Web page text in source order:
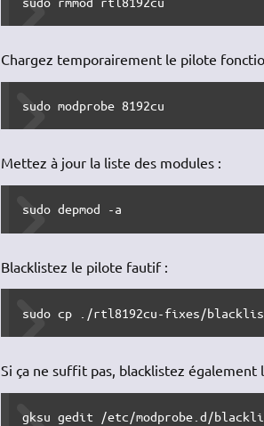
Chargez temporairement le pilote
sudo modprobe 8192cu
Mettez à jour la liste des modules :
sudo depmod -a
Blacklistez le pilote fautif :
sudo cp ./rtl8192cu-fixes/
Si ça ne suffit pas, blacklistez également
gksu gedit /etc/modprobe.d/